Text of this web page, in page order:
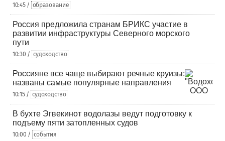
10:45 / образование
Россия предложила странам БРИКС участие в
развитии инфраструктуры Северного морского
пути
10:30 / судоходство
Россияне все чаще выбирают речные круизы:
названы самые популярные направления
10:15 / судоходство
В бухте Эгвекинот водолазы ведут подготовку к
подъему пяти затопленных судов
10:00 / события